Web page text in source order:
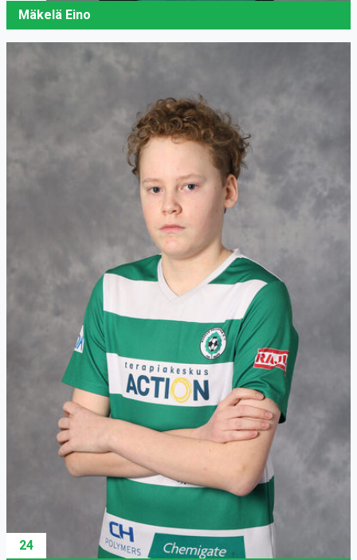
Mäkelä Eino
24